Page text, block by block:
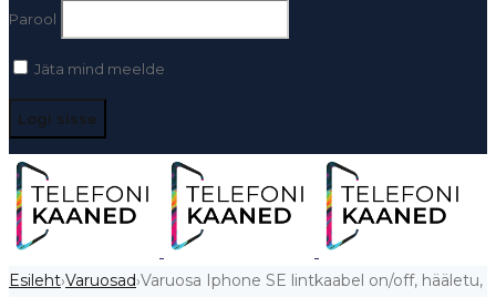
Parool
Jäta mind meelde
Esileht›Varuosad›Varuosa Iphone SE lintkaabel on/off, hääletu,